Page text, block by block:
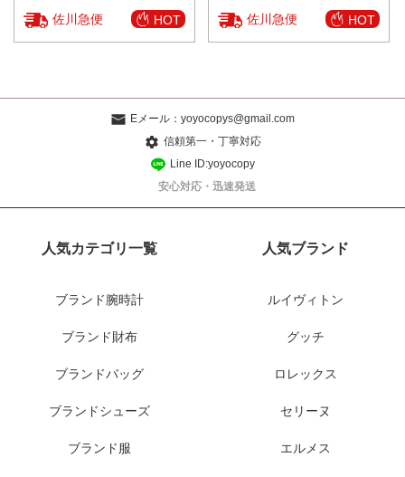
佐川急便 HOT 佐川急便 HOT
Eメール： yoyocopys@gmail.com
信頼第一・丁寧対応
Line ID:yoyocopy
安心対応・迅速発送
人気カテゴリ一覧
ブランド腕時計
ブランド財布
ブランドバッグ
ブランドシューズ
ブランド服
人気ブランド
ルイヴィトン
グッチ
ロレックス
セリーヌ
エルメス